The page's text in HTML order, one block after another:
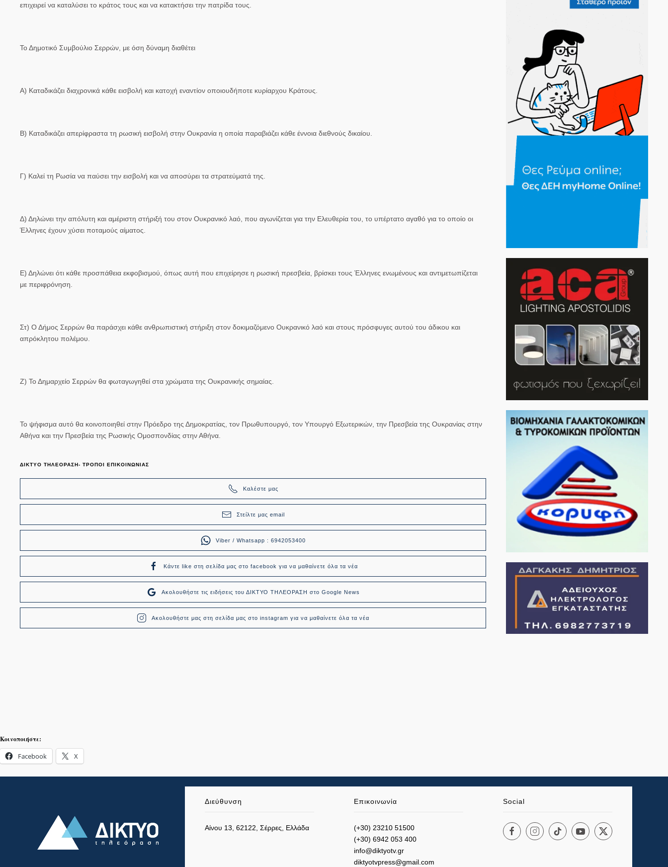
επιχειρεί να καταλύσει το κράτος τους και να κατακτήσει την πατρίδα τους.
Το Δημοτικό Συμβούλιο Σερρών, με όση δύναμη διαθέτει
Α) Καταδικάζει διαχρονικά κάθε εισβολή και κατοχή εναντίον οποιουδήποτε κυρίαρχου Κράτους.
Β) Καταδικάζει απερίφραστα τη ρωσική εισβολή στην Ουκρανία η οποία παραβιάζει κάθε έννοια διεθνούς δικαίου.
Γ) Καλεί τη Ρωσία να παύσει την εισβολή και να αποσύρει τα στρατεύματά της.
Δ) Δηλώνει την απόλυτη και αμέριστη στήριξή του στον Ουκρανικό λαό, που αγωνίζεται για την Ελευθερία του, το υπέρτατο αγαθό για το οποίο οι
Έλληνες έχουν χύσει ποταμούς αίματος.
Ε) Δηλώνει ότι κάθε προσπάθεια εκφοβισμού, όπως αυτή που επιχείρησε η ρωσική πρεσβεία, βρίσκει τους Έλληνες ενωμένους και αντιμετωπίζεται
με περιφρόνηση.
Στ) Ο Δήμος Σερρών θα παράσχει κάθε ανθρωπιστική στήριξη στον δοκιμαζόμενο Ουκρανικό λαό και στους πρόσφυγες αυτού του άδικου και
απρόκλητου πολέμου.
Ζ) Το Δημαρχείο Σερρών θα φωταγωγηθεί στα χρώματα της Ουκρανικής σημαίας.
Το ψήφισμα αυτό θα κοινοποιηθεί στην Πρόεδρο της Δημοκρατίας, τον Πρωθυπουργό, τον Υπουργό Εξωτερικών, την Πρεσβεία της Ουκρανίας στην
Αθήνα και την Πρεσβεία της Ρωσικής Ομοσπονδίας στην Αθήνα.
ΔΙΚΤΥΟ ΤΗΛΕΟΡΑΣΗ- ΤΡΟΠΟΙ ΕΠΙΚΟΙΝΩΝΙΑΣ
Καλέστε μας
Στείλτε μας email
Viber / Whatsapp : 6942053400
Κάντε like στη σελίδα μας στο facebook για να μαθαίνετε όλα τα νέα
Ακολουθήστε τις ειδήσεις του ΔΙΚΤΥΟ ΤΗΛΕΟΡΑΣΗ στο Google News
Ακολουθήστε μας στη σελίδα μας στο instagram για να μαθαίνετε όλα τα νέα
Κοινοποιήστε:
Facebook X
Διεύθυνση
Αίνου 13, 62122, Σέρρες, Ελλάδα
Επικοινωνία
(+30) 23210 51500
(+30) 6942 053 400
info@diktyotv.gr
diktyotvpress@gmail.com
Social